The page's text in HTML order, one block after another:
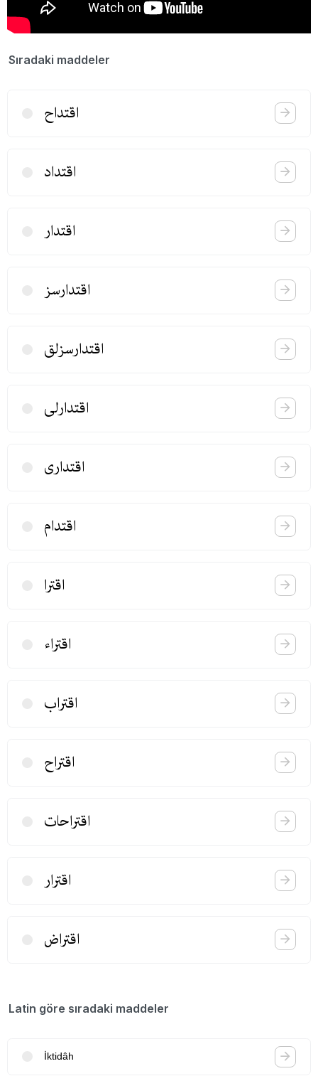
Sıradaki maddeler
اقتداح
اقتداد
اقتدار
اقتدارسز
اقتدارسزلق
اقتدارلی
اقتداری
اقتدام
اقترا
اقتراء
اقتراب
اقتراح
اقتراحات
اقترار
اقتراض
Latin göre sıradaki maddeler
İktidâh